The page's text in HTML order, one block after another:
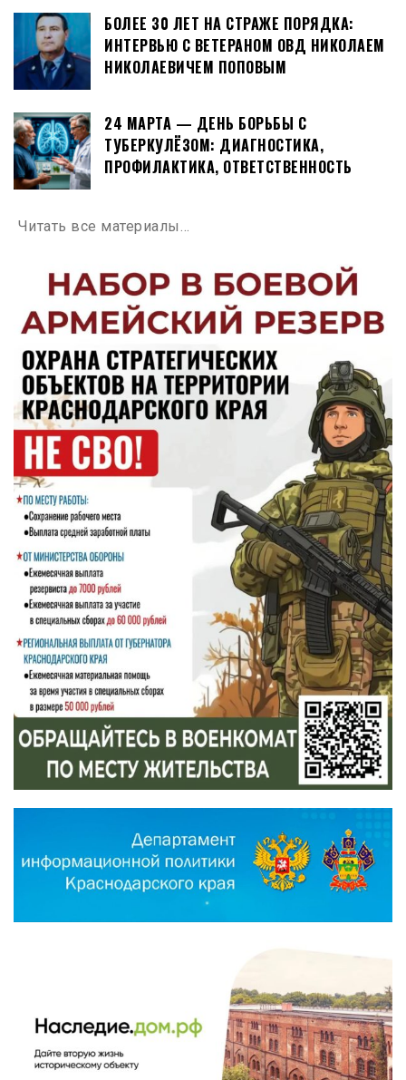
БОЛЕЕ 30 ЛЕТ НА СТРАЖЕ ПОРЯДКА:
ИНТЕРВЬЮ С ВЕТЕРАНОМ ОВД НИКОЛАЕМ
НИКОЛАЕВИЧЕМ ПОПОВЫМ
24 МАРТА — ДЕНЬ БОРЬБЫ С
ТУБЕРКУЛЁЗОМ: ДИАГНОСТИКА,
ПРОФИЛАКТИКА, ОТВЕТСТВЕННОСТЬ
Читать все материалы…